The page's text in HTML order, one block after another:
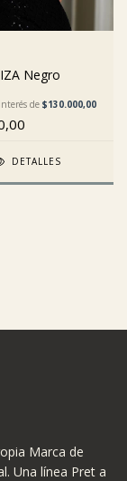
Negro
de $130.000,00
DETALLES
Marca de
Una línea Pret a